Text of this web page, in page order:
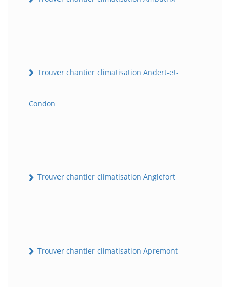
Trouver chantier climatisation Andert-et-
Condon
Trouver chantier climatisation Anglefort
Trouver chantier climatisation Apremont